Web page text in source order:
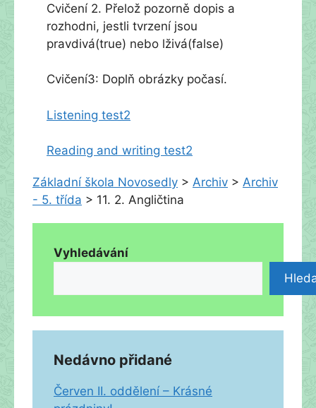
Cvičení 2. Přelož pozorně dopis a
rozhodni, jestli tvrzení jsou
pravdivá(true) nebo lživá(false)
Cvičení3: Doplň obrázky počasí.
Listening test2
Reading and writing test2
Základní škola Novosedly > Archiv > Archiv
- 5. třída > 11. 2. Angličtina
Vyhledávání
Nedávno přidané
Červen II. oddělení – Krásné